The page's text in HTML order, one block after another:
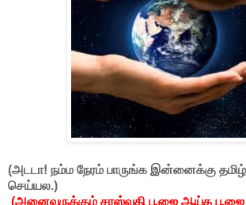
(அடடா! நம்ம நேரம் பாருங்க இன்னைக்கு
செய்யல.)
(அனைவருக்கும் சரஸ்வதி பூஜை ஆய்த பூஜை